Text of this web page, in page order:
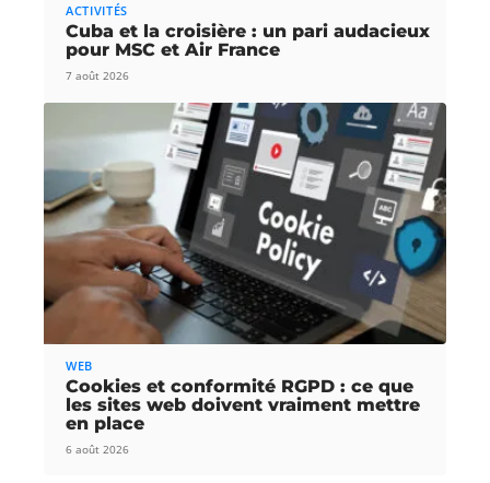
ACTIVITÉS
Cuba et la croisière : un pari audacieux
pour MSC et Air France
7 août 2026
WEB
Cookies et conformité RGPD : ce que
les sites web doivent vraiment mettre
en place
6 août 2026